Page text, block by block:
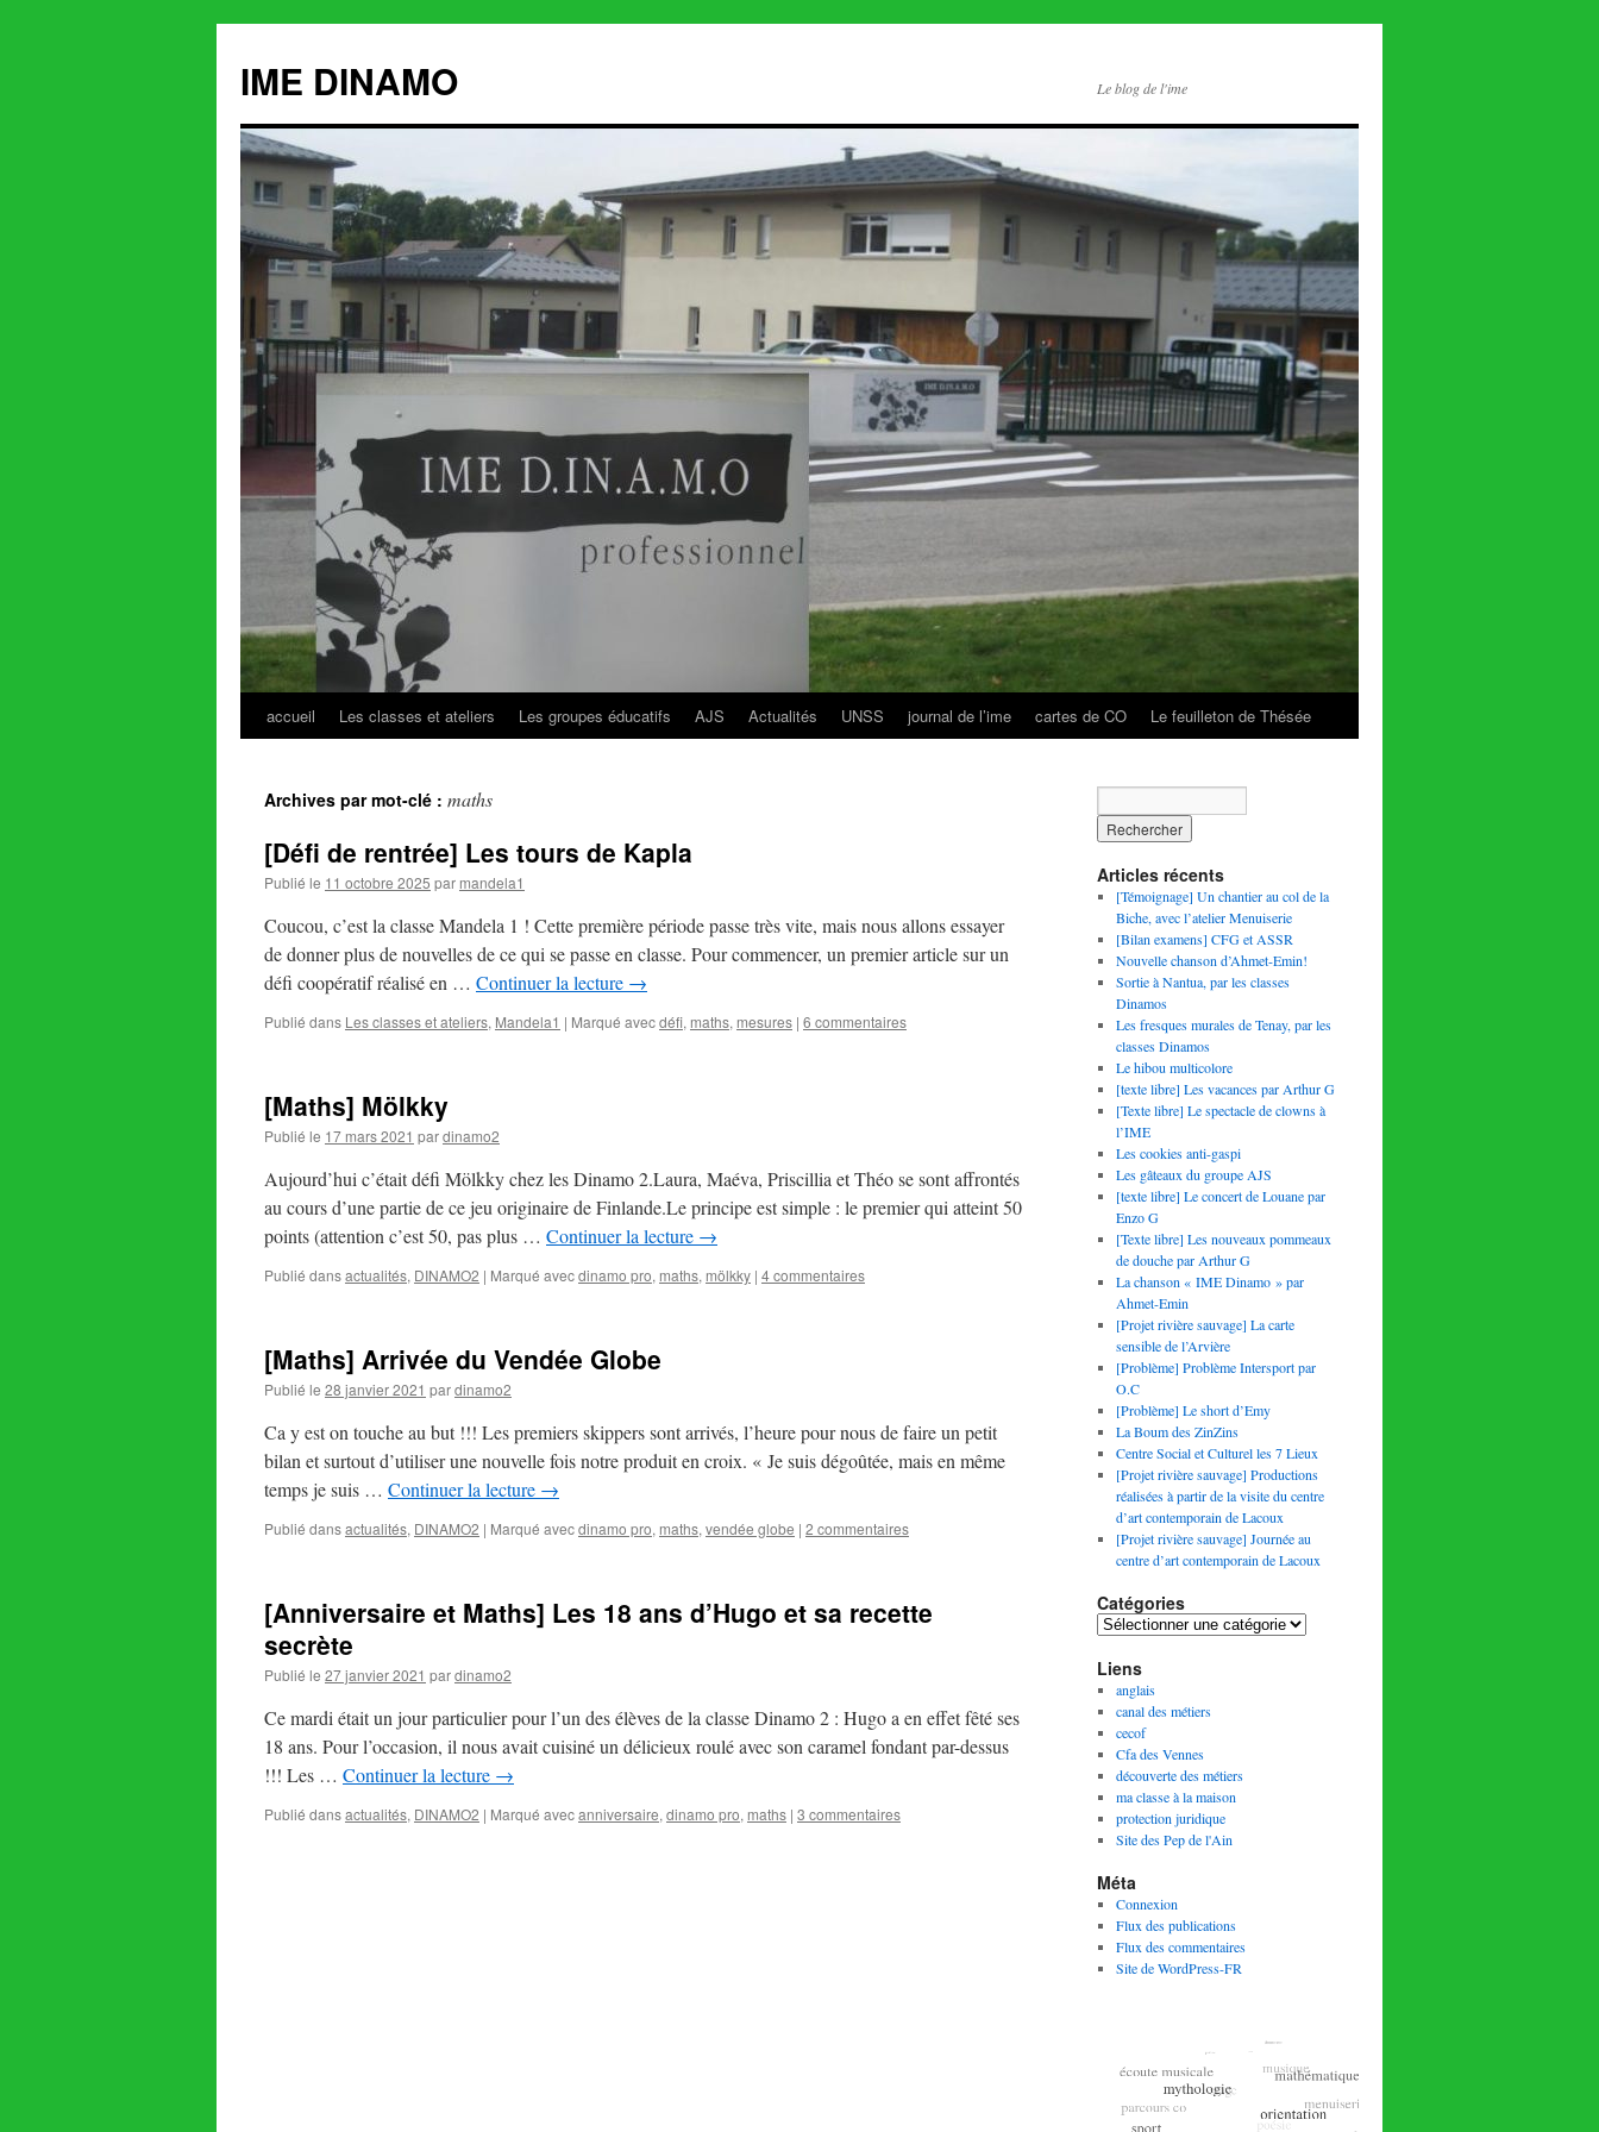
IME DINAMO Le blog de l'ime
Aller
contenu
accueil Les classes et ateliers Les groupes éducatifs AJS Actualités UNSS journal de l’ime cartes de CO Le feuilleton de Thésée
Archives par mot-clé : maths
[Défi de rentrée] Les tours de Kapla
Publié le 11 octobre 2025 par mandela1
Coucou, c’est la classe Mandela 1 ! Cette première période passe très vite, mais nous allons essayer
de donner plus de nouvelles de ce qui se passe en classe. Pour commencer, un premier article sur un
défi coopératif réalisé en … Continuer la lecture →
Publié dans Les classes et ateliers, Mandela1 | Marqué avecdéfi, maths, mesures | 6 commentaires
[Maths] Mölkky
Publié le 17 mars 2021 pardinamo2
Aujourd’hui c’était défi Mölkky chez les Dinamo 2.Laura, Maéva, Priscillia et Théo se sont affrontés
au cours d’une partie de ce jeu originaire de Finlande.Le principe est simple : le premier qui atteint 50
points (attention c’est 50, pas plus … Continuer la lecture →
Publié dansactualités, DINAMO2 | Marqué avecdinamo pro, maths, mölkky | 4 commentaires
[Maths] Arrivée du Vendée Globe
Publié le 28 janvier 2021 pardinamo2
Ca y est on touche au but !!! Les premiers skippers sont arrivés, l’heure pour nous de faire un petit
bilan et surtout d’utiliser une nouvelle fois notre produit en croix. « Je suis dégoûtée, mais en même
temps je suis … Continuer la lecture →
Publié dansactualités, DINAMO2 | Marqué avecdinamo pro, maths, vendée globe | 2 commentaires
[Anniversaire et Maths] Les 18 ans d’Hugo et sa recette
secrète
Publié le 27 janvier 2021 pardinamo2
Ce mardi était un jour particulier pour l’un des élèves de la classe Dinamo 2 : Hugo a en effet fêté ses
18 ans. Pour l’occasion, il nous avait cuisiné un délicieux roulé avec son caramel fondant par-dessus
!!! Les … Continuer la lecture →
Publié dansactualités, DINAMO2 | Marqué avecanniversaire, dinamo pro, maths | 3 commentaires
Articles récents
[Témoignage] Un chantier au col de la
Biche, avec l’atelier Menuiserie
[Bilan examens] CFG et ASSR
Nouvelle chanson d’Ahmet-Emin!
Sortie à Nantua, par les classes
Dinamos
Les fresques murales de Tenay, par les
classes Dinamos
Le hibou multicolore
[texte libre] Les vacances par Arthur G
[Texte libre] Le spectacle de clowns à
l’IME
Les cookies anti-gaspi
Les gâteaux du groupe AJS
[texte libre] Le concert de Louane par
Enzo G
[Texte libre] Les nouveaux pommeaux
de douche par Arthur G
La chanson « IME Dinamo » par
Ahmet-Emin
[Projet rivière sauvage] La carte
sensible de l’Arvière
[Problème] Problème Intersport par
O.C
[Problème] Le short d’Emy
La Boum des ZinZins
Centre Social et Culturel les 7 Lieux
[Projet rivière sauvage] Productions
réalisées à partir de la visite du centre
d’art contemporain de Lacoux
[Projet rivière sauvage] Journée au
centre d’art contemporain de Lacoux
Catégories
Catégories
Liens
anglais
canal des métiers
cecof
Cfa des Vennes
découverte des métiers
ma classe à la maison
protection juridique
Site des Pep de l'Ain
Méta
Connexion
Flux des publications
Flux des commentaires
Site de WordPress-FR